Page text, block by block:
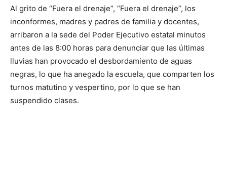
Al grito de “Fuera el drenaje”, “Fuera el drenaje”, los
inconformes, madres y padres de familia y docentes,
arribaron a la sede del Poder Ejecutivo estatal minutos
antes de las 8:00 horas para denunciar que las últimas
lluvias han provocado el desbordamiento de aguas
negras, lo que ha anegado la escuela, que comparten los
turnos matutino y vespertino, por lo que se han
suspendido clases.